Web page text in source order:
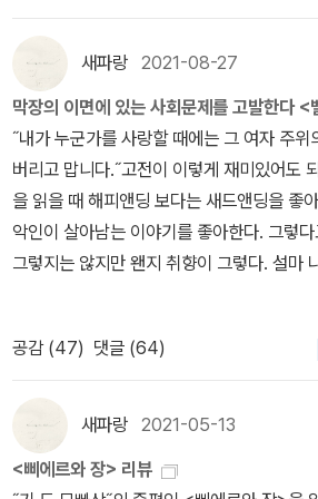
혀 신경 쓰지 않는 부모님의 태도도 곱게 보
괴까지 고려하는 그의 질투를 누구인들 욕할
는 입을 열고 말았다. 부친한테만 빼고. 모친
아들에게 미안한 마음에 정신이 오락가락한
만 가족의 해체를 막고 싶어 한다. 그와 반
실망하여 멀리 떠나버린다. 이렇듯 줄거리
아벨‘ 이야기를 각색한 느낌마저 든다. 서사
중한 작품이었고, 그것은 충분히 공감하고도
종종 친자 불일치로 확인된 자녀(와 아내)
해 눈 감고 같이 살아갈 듯하지만 평생 괴로
안고 살아가야 하는가. 정말 어려운 문제다.
다룬 <삐에르와 장>은 한 번쯤 읽어봐도 좋
하면서 읽는 것을 추천한다.​
새파랑 2021-08-27
막장의 이면에 있는 사회문제를 고발한다 <
˝내가 누군가를 사랑할 때에는 그 여자 주위
버리고 맙니다.˝고전이 이렇게 재미있어도
을 읽을 때 해피앤딩 보다는 새드앤딩을 좋
악인이 살아남는 이야기를 좋아한다. 그렇
그렇지는 않지만 왠지 취향이 그렇다. 설마
까? ˝모파상˝의 <벨아미>를 20자평으로 요
있는 완전 막장 중의 막장 이야기‘ 라 할 수
아니어서 500페이지 책이지만 읽는데 시간
‘벨아미‘는 사람 이름이 아니라, 프랑스어로
뜻으로, 이 작품의 주인공인 ˝조르주 뒤루아
생겼길래 별명이 미남 친구일까? 책에서는
공감 (47) 댓글 (64)
새파랑 2021-05-13
<삐에르와 장> 리뷰